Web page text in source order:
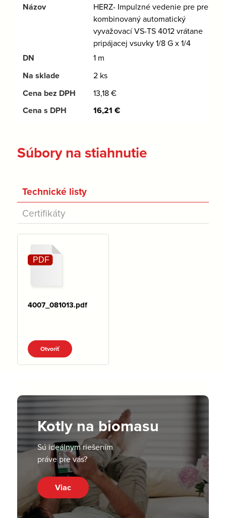
HERZ- Impulzné vedenie pre pre
kombinovaný automatický
vyvažovací VS-TS 4012 vrátane
pripájacej vsuvky 1/8 G x 1/4
1 m
2 ks
13,18€
16,21 €
Súbory na stiahnutie
Technické listy
Certifikáty
4007_081013.pdf
Otvoriť
Kotly na biomasu
Sú ideálnym riešením
práve pre vás?
Viac